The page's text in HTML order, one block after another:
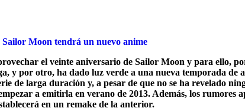
Sailor Moon tendrá un nuevo anime
el veinte aniversario de Sailor Moon y para ello,
y por otro, ha dado luz verde a una nueva temporada de
de larga duración y, a pesar de que no se ha revelado
a emitirla en verano de 2013. Además, los rumores
en un remake de la anterior.